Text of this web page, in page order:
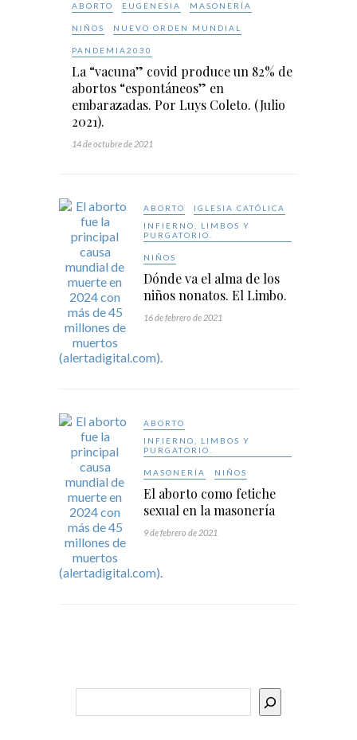
ABORTO EUGENESIA MASONERÍA
NIÑOS NUEVO ORDEN MUNDIAL
PANDEMIA2030
La “vacuna” covid produce un 82% de
abortos “espontáneos” en
embarazadas. Por Luys Coleto. (Julio
2021).
14 de octubre de 2021
ABORTO
IGLESIA CATÓLICA
INFIERNO, LIMBOS Y
PURGATORIO.
NIÑOS
Dónde va el alma de los
niños nonatos. El Limbo.
16 de febrero de 2021
ABORTO
INFIERNO, LIMBOS Y
PURGATORIO.
MASONERÍA NIÑOS
El aborto como fetiche
sexual en la masonería
9 de febrero de 2021